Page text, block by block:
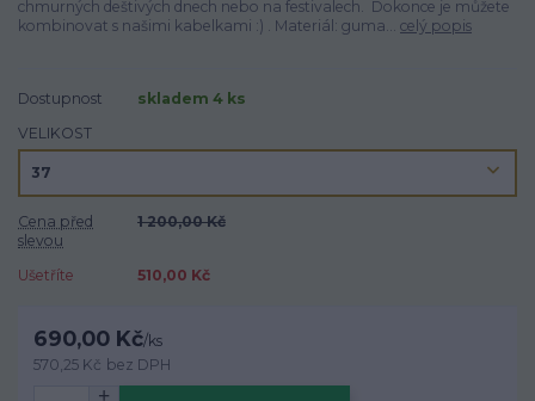
chmurných deštivých dnech nebo na festivalech. Dokonce je můžete
kombinovat s našimi kabelkami :) . Materiál: guma... celý popis
Dostupnost
skladem 4 ks
VELIKOST
Cena před
slevou
1 200,00 Kč
Ušetříte 510,00 Kč
690,00 Kč/ks
570,25 Kč bez DPH